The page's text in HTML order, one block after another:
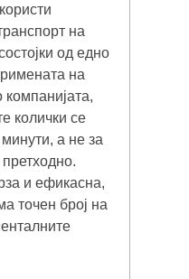
на
од едно
на
колички се
а не за
и ефикасна,
точен број на